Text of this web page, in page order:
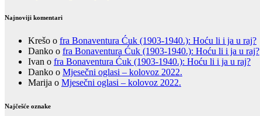
Najnoviji komentari
Krešo o fra Bonaventura Ćuk (1903-1940.): Hoću li i ja u raj?
Danko o fra Bonaventura Ćuk (1903-1940.): Hoću li i ja u raj?
Ivan o fra Bonaventura Ćuk (1903-1940.): Hoću li i ja u raj?
Danko o Mjesečni oglasi – kolovoz 2022.
Marija o Mjesečni oglasi – kolovoz 2022.
Najčešće oznake